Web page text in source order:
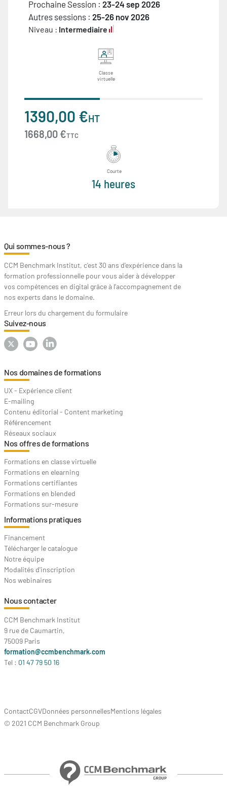
Prochaine Session : 23-24 sep 2026
Autres sessions : 25-26 nov 2026
Niveau : Intermediaire
Classe
virtuelle
1390,00 €HT
1668,00 €TTC
Courte
14 heures
Qui sommes-nous ?
CCM Benchmark Institut, c'est 30 ans d'expérience dans la
formation professionnelle pour vous aider à développer
vos compétences en digital grâce à l’accompagnement de
nos experts dans le domaine.
Erreur lors du chargement du formulaire
Suivez-nous
Nos domaines de formations
UX - Expérience client
E-mailing
Contenu éditorial - Content marketing
Référencement
Réseaux sociaux
Nos offres de formations
Formations en classe virtuelle
Formations en elearning
Formations certifiantes
Formations en blended
Formations sur-mesure
Informations pratiques
Financement
Télécharger le catalogue
Notre équipe
Modalités d'inscription
Nos webinaires
Nous contacter
CCM Benchmark Institut
9 rue de Caumartin,
75009 Paris
formation@ccmbenchmark.com
Tel : 01 47 79 50 16
ContactCGVDonnées personnellesMentions légales
© 2021 CCM Benchmark Group